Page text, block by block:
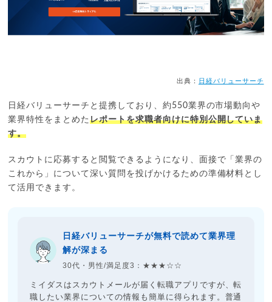
出典： 日経バリューサーチ
日経バリューサーチと提携しており、約550業界の市場動向や
業界特性をまとめたレポートを求職者向けに特別公開していま
す。
スカウトに応募すると閲覧できるようになり、面接で「業界の
これから」について深い質問を投げかけるための準備材料とし
て活用できます。
日経バリューサーチが無料で読めて業界理
解が深まる
30代・男性/満足度3：★★★☆☆
ミイダスはスカウトメールが届く転職アプリですが、転
職したい業界についての情報も簡単に得られます。普通